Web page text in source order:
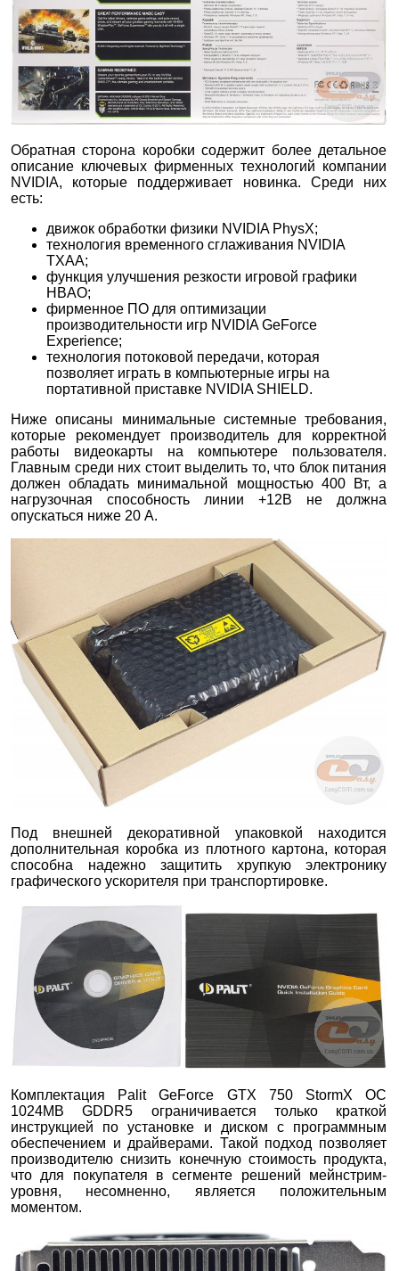
Обратная сторона коробки содержит более детальное
описание ключевых фирменных технологий компании
NVIDIA, которые поддерживает новинка. Среди них
есть:
движок обработки физики NVIDIA PhysX;
технология временного сглаживания NVIDIA
TXAA;
функция улучшения резкости игровой графики
HBAO;
фирменное ПО для оптимизации
производительности игр NVIDIA GeForce
Experience;
технология потоковой передачи, которая
позволяет играть в компьютерные игры на
портативной приставке NVIDIA SHIELD.
Ниже описаны минимальные системные требования,
которые рекомендует производитель для корректной
работы видеокарты на компьютере пользователя.
Главным среди них стоит выделить то, что блок питания
должен обладать минимальной мощностью 400 Вт, а
нагрузочная способность линии +12В не должна
опускаться ниже 20 А.
Под внешней декоративной упаковкой находится
дополнительная коробка из плотного картона, которая
способна надежно защитить хрупкую электронику
графического ускорителя при транспортировке.
Комплектация Palit GeForce GTX 750 StormX OC
1024MB GDDR5 ограничивается только краткой
инструкцией по установке и диском с программным
обеспечением и драйверами. Такой подход позволяет
производителю снизить конечную стоимость продукта,
что для покупателя в сегменте решений мейнстрим-
уровня, несомненно, является положительным
моментом.